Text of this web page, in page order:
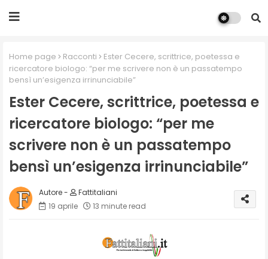
Home page Racconti
Ester Cecere, scrittrice, poetessa e
ricercatore biologo: “per me scrivere non è un passatempo
bensì un’esigenza irrinunciabile”
Ester Cecere, scrittrice, poetessa e
ricercatore biologo: “per me
scrivere non è un passatempo
bensì un’esigenza irrinunciabile”
Fattitaliani
19 aprile
13 minute read